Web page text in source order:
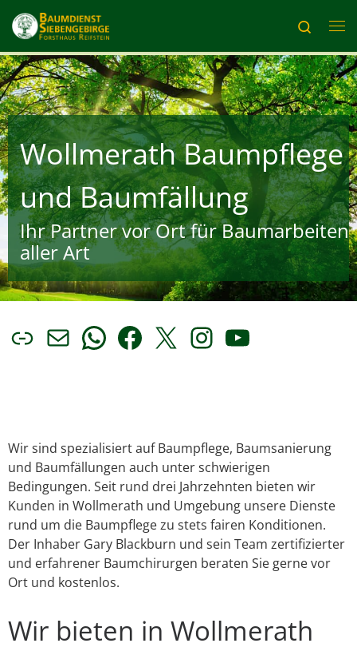
Zum Inhalt springen
Search
Wollmerath Baumpflege
und Baumfällung
Ihr Partner vor Ort für Baumarbeiten
aller Art
LinkE-Mail
WhatsApp
Facebook
X Instagram
YouTube
Wir sind spezialisiert auf Baumpflege, Baumsanierung
und Baumfällungen auch unter schwierigen
Bedingungen. Seit rund drei Jahrzehnten bieten wir
Kunden in Wollmerath und Umgebung unsere Dienste
rund um die Baumpflege zu stets fairen Konditionen.
Der Inhaber Gary Blackburn und sein Team zertifizierter
und erfahrener Baumchirurgen beraten Sie gerne vor
Ort und kostenlos.
Wir bieten in Wollmerath